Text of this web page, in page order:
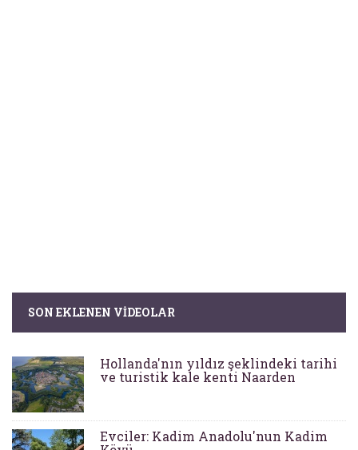
SON EKLENEN VIDEOLAR
Hollanda'nın yıldız şeklindeki tarihi
ve turistik kale kenti Naarden
Evciler: Kadim Anadolu'nun Kadim